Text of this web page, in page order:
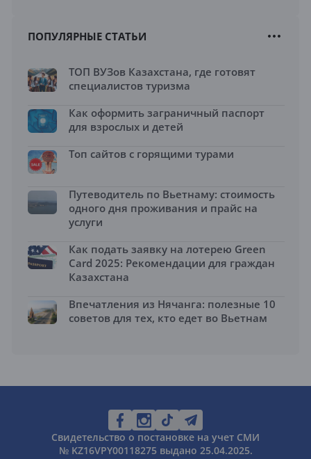
ПОПУЛЯРНЫЕ СТАТЬИ
ТОП ВУЗов Казахстана, где готовят
специалистов туризма
Как оформить заграничный паспорт
для взрослых и детей
Топ сайтов с горящими турами
Путеводитель по Вьетнаму: стоимость
одного дня проживания и прайс на
услуги
Как подать заявку на лотерею Green
Card 2025: Рекомендации для граждан
Казахстана
Впечатления из Нячанга: полезные 10
советов для тех, кто едет во Вьетнам
Свидетельство о постановке на учет СМИ
№ KZ16VPY00118275 выдано 25.04.2025.